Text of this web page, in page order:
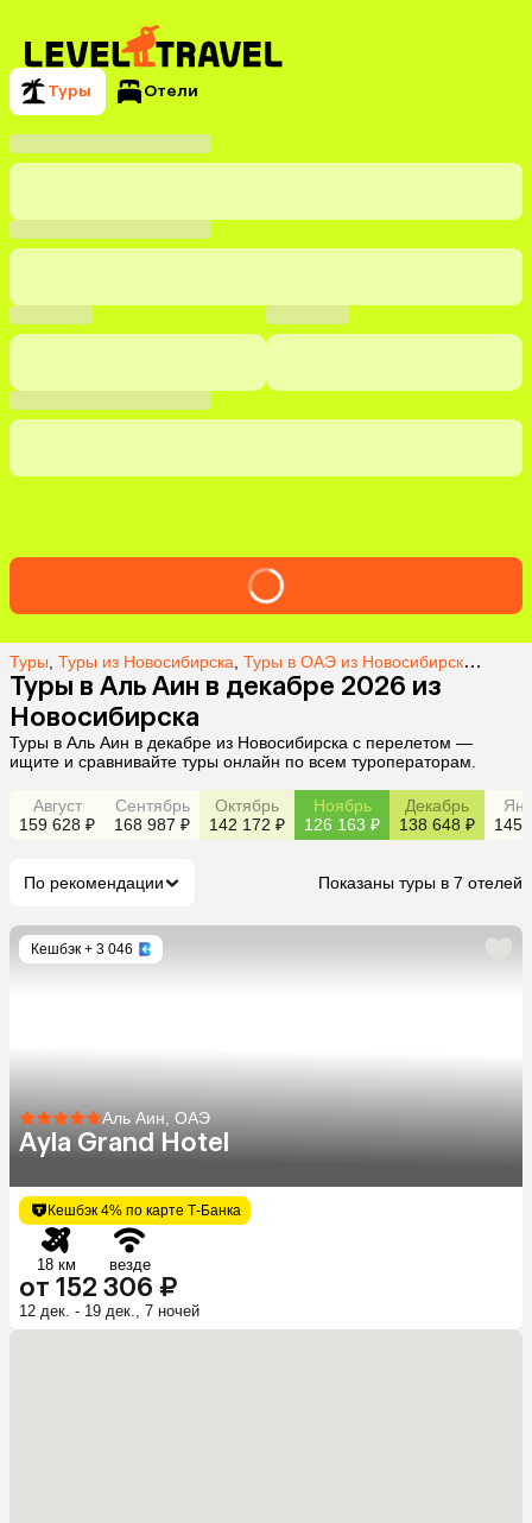
Туры Отели
Туры Туры из Новосибирска Туры в ОАЭ из Новосибирска ,
Туры в Аль Аин в декабре 2026 из
Новосибирска
Туры в Аль Аин в декабре из Новосибирска с перелетом —
ищите и сравнивайте туры онлайн по всем туроператорам.
Август
159 628 ₽
Сентябрь
168 987 ₽
Октябрь
142 172 ₽
Ноябрь
126 163 ₽
Декабрь
138 648 ₽
145
По рекомендации Показаны туры в 7 отелей
Кешбэк + 3 046
Аль Аин, ОАЭ
Ayla Grand Hotel
Кешбэк 4% по карте Т-Банка
18 км везде
от 152 306 ₽
12 дек. - 19 дек., 7 ночей